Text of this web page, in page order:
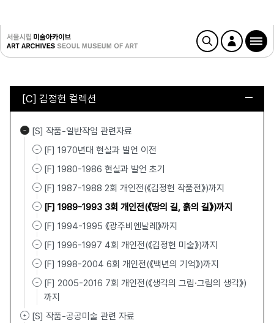
[C] 김정헌 컬렉션
[S] 작품-일반작업 관련자료
[F] 1970년대 현실과 발언 이전
[F] 1980-1986 현실과 발언 초기
[F] 1987-1988 2회 개인전(《김정헌 작품전》)까지
[F] 1989-1993 3회 개인전(《땅의 길, 흙의 길》)까지
[F] 1994-1995 《광주비엔날레》까지
[F] 1996-1997 4회 개인전(《김정헌 미술》)까지
[F] 1998-2004 6회 개인전(《백년의 기억》)까지
[F] 2005-2016 7회 개인전(《생각의 그림·그림의 생각》)
까지
[S] 작품-공공미술 관련 자료